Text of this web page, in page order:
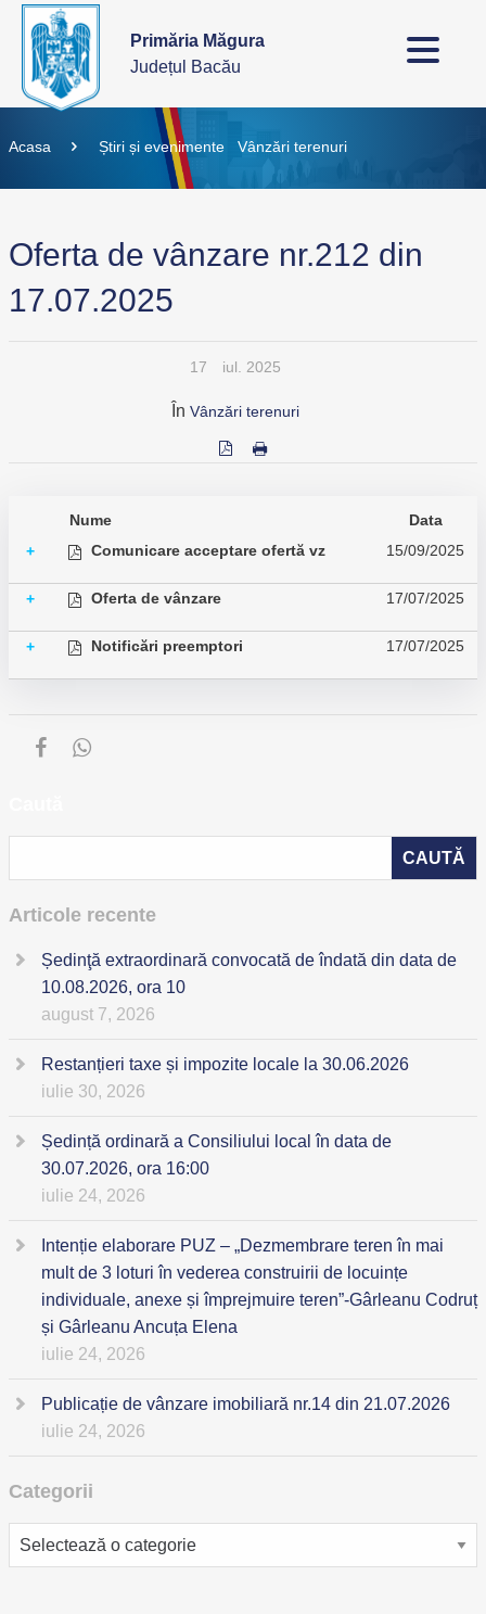
Primăria Măgura
Județul Bacău
Acasa Știri și evenimente Vânzări terenuri
Oferta de vânzare nr.212 din
17.07.2025
17 iul. 2025
În Vânzări terenuri
Nume
Data
+
Comunicare acceptare ofertă vz 15/09/2025
+ Oferta de vânzare 17/07/2025
+ Notificări preemptori 17/07/2025
Articole recente
Ședinţă extraordinară convocată de îndată din data de
10.08.2026, ora 10
august 7, 2026
Restanțieri taxe și impozite locale la 30.06.2026
iulie 30, 2026
Ședință ordinară a Consiliului local în data de
30.07.2026, ora 16:00
iulie 24, 2026
Intenție elaborare PUZ – „Dezmembrare teren în mai
mult de 3 loturi în vederea construirii de locuințe
individuale, anexe și împrejmuire teren”-Gârleanu Codruț
și Gârleanu Ancuța Elena
iulie 24, 2026
Publicație de vânzare imobiliară nr.14 din 21.07.2026
iulie 24, 2026
Categorii
Categorii